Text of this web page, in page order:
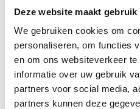
Deze website maakt
We gebruiken cookies om
personaliseren, om functies
en om ons websiteverkeer
informatie over uw gebruik
partners voor social media,
partners kunnen deze